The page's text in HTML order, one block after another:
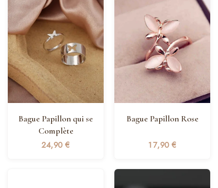
Bague Papillon qui se
Complète
24,90€
Bague Papillon Rose
17,90€